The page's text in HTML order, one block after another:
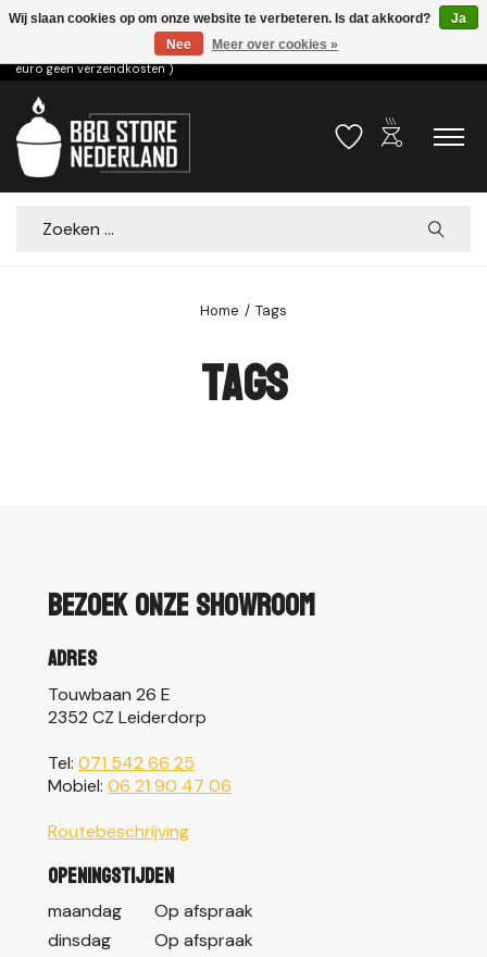
Voor 15.00u besteld dezelfde dag verzonden! ( 6,95 verzendkosten, vanaf 75
euro geen verzendkosten )
Verlanglijst
outdoor_grill
Zoeken
Home / Tags
Tags
Bezoek onze showroom
Adres
Touwbaan 26 E
2352 CZ Leiderdorp
Tel: 071 542 66 25
Mobiel: 06 21 90 47 06
Routebeschrijving
Openingstijden
maandag
Op afspraak
dinsdag
Op afspraak
Wij slaan cookies op om onze website te verbeteren. Is dat akkoord?
Ja
Nee
Meer over cookies »